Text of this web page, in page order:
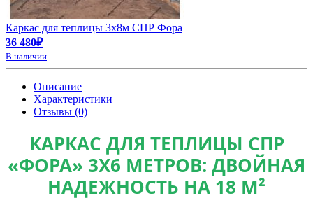
Каркас для теплицы 3х8м СПР Фора
36 480₽
В наличии
Описание
Характеристики
Отзывы (0)
КАРКАС ДЛЯ ТЕПЛИЦЫ СПР
«ФОРА» 3Х6 МЕТРОВ: ДВОЙНАЯ
НАДЕЖНОСТЬ НА 18 М²